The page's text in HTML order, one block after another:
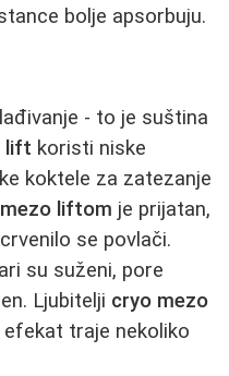
bolje apsorbuju.
- to je suština
lift koristi niske
koktele za zatezanje
liftom je prijatan,
se povlači.
su suženi, pore
Ljubitelji cryo mezo
traje nekoliko